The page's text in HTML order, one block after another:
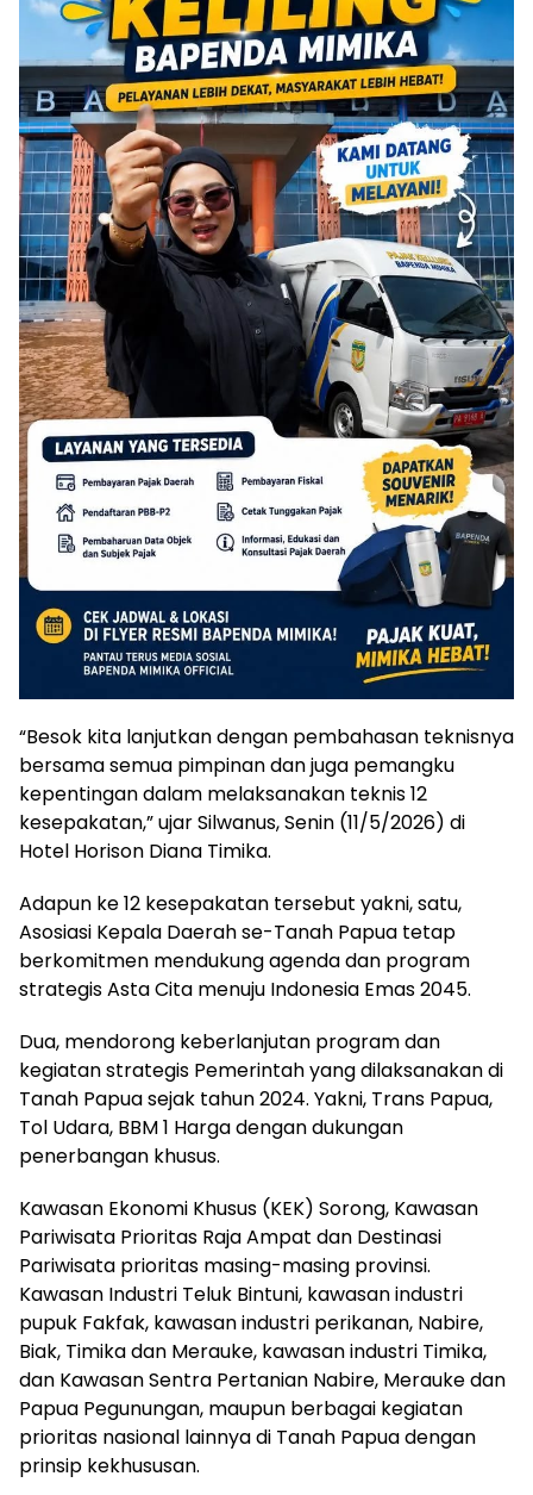
“Besok kita lanjutkan dengan pembahasan teknisnya
bersama semua pimpinan dan juga pemangku
kepentingan dalam melaksanakan teknis 12
kesepakatan,” ujar Silwanus, Senin (11/5/2026) di
Hotel Horison Diana Timika.
Adapun ke 12 kesepakatan tersebut yakni, satu,
Asosiasi Kepala Daerah se-Tanah Papua tetap
berkomitmen mendukung agenda dan program
strategis Asta Cita menuju Indonesia Emas 2045.
Dua, mendorong keberlanjutan program dan
kegiatan strategis Pemerintah yang dilaksanakan di
Tanah Papua sejak tahun 2024. Yakni, Trans Papua,
Tol Udara, BBM 1 Harga dengan dukungan
penerbangan khusus.
Kawasan Ekonomi Khusus (KEK) Sorong, Kawasan
Pariwisata Prioritas Raja Ampat dan Destinasi
Pariwisata prioritas masing-masing provinsi.
Kawasan Industri Teluk Bintuni, kawasan industri
pupuk Fakfak, kawasan industri perikanan, Nabire,
Biak, Timika dan Merauke, kawasan industri Timika,
dan Kawasan Sentra Pertanian Nabire, Merauke dan
Papua Pegunungan, maupun berbagai kegiatan
prioritas nasional lainnya di Tanah Papua dengan
prinsip kekhususan.